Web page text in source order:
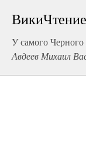
ВикиЧтение
У самого
Авдеев Михаил